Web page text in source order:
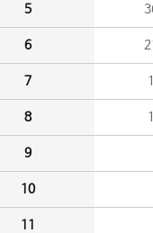
5
6
7
8
9
10
11